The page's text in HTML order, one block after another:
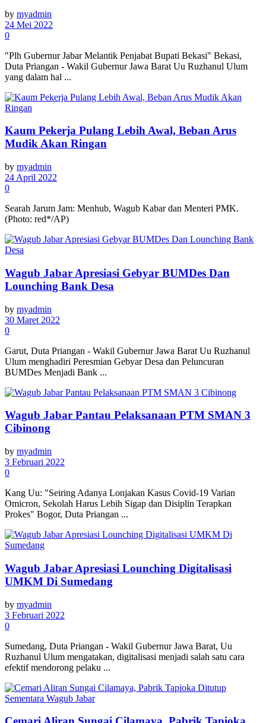
by myadmin
24 Mei 2022
0
"Plh Gubernur Jabar Melantik Penjabat Bupati Bekasi" Bekasi,
Duta Priangan - Wakil Gubernur Jawa Barat Uu Ruzhanul Ulum
yang dalam hal ...
Kaum Pekerja Pulang Lebih Awal, Beban Arus
Mudik Akan Ringan
by myadmin
24 April 2022
0
Searah Jarum Jam: Menhub, Wagub Kabar dan Menteri PMK.
(Photo: red*/AP)
Wagub Jabar Apresiasi Gebyar BUMDes Dan
Lounching Bank Desa
by myadmin
30 Maret 2022
0
Garut, Duta Priangan - Wakil Gubernur Jawa Barat Uu Ruzhanul
Ulum menghadiri Peresmian Gebyar Desa dan Peluncuran
BUMDes Menjadi Bank ...
Wagub Jabar Pantau Pelaksanaan PTM SMAN 3
Cibinong
by myadmin
3 Februari 2022
0
Kang Uu: "Seiring Adanya Lonjakan Kasus Covid-19 Varian
Omicron, Sekolah Harus Lebih Sigap dan Disiplin Terapkan
Prokes" Bogor, Duta Priangan ...
Wagub Jabar Apresiasi Lounching Digitalisasi
UMKM Di Sumedang
by myadmin
3 Februari 2022
0
Sumedang, Duta Priangan - Wakil Gubernur Jawa Barat, Uu
Ruzhanul Ulum mengatakan, digitalisasi menjadi salah satu cara
efektif mendorong pelaku ...